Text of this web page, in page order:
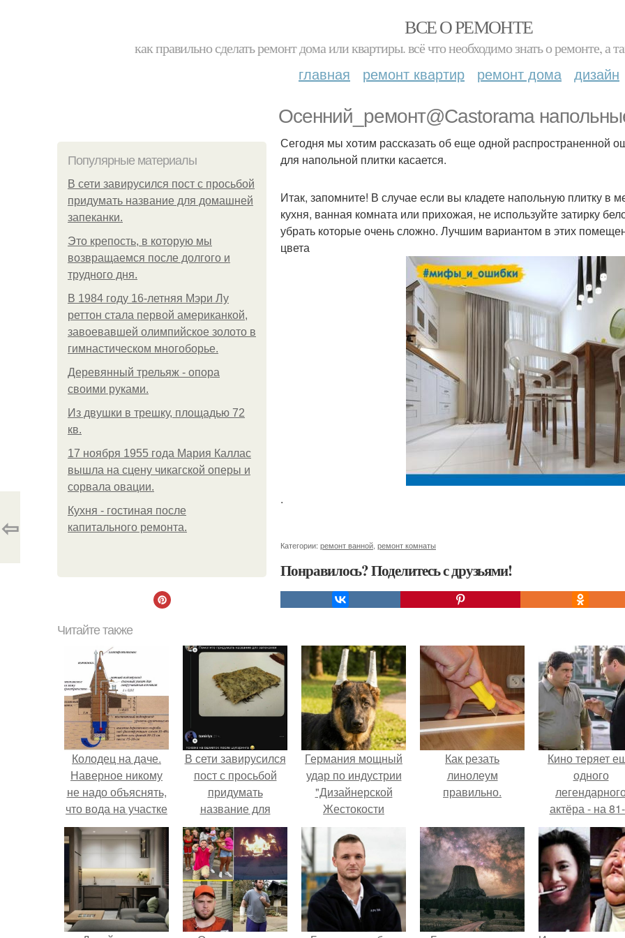
ВСЕ О РЕМОНТЕ
как правильно сделать ремонт дома или квартиры. всё что необходимо знать о ремонте,
главная ремонт квартир ремонт дома дизайн
Осенний_ремонт@Castorama
Популярные материалы
В сети завирусился пост с просьбой
придумать название для домашней
запеканки.
Это крепость, в которую мы
возвращаемся после долгого и
трудного дня.
В 1984 году 16-летняя Мэри Лу
реттон стала первой американкой,
завоевавшей олимпийское золото в
гимнастическом многоборье.
Деревянный трельяж - опора
своими руками.
Из двушки в трешку, площадью 72
кв.
17 ноября 1955 года Мария Каллас
вышла на сцену чикагской оперы и
сорвала овации.
Кухня - гостиная после
капитального ремонта.
Сегодня мы хотим рассказать об еще одной распространенной
для напольной плитки касается.
Итак, запомните! В случае если вы кладете напольную плитку в
кухня, ванная комната или прихожая, не используйте затирку
убрать которые очень сложно. Лучшим вариантом в этих
цвета
.
Категории: ремонт ванной ремонт комнаты
Понравилось? Поделитесь с друзьями!
⇦
Читайте также
Колодец на даче.
Наверное никому
не надо объяснять,
что вода на участке
- это насущная
необходимость.
В сети завирусился
пост с просьбой
придумать
название для
домашней
запеканки.
Германия мощный
удар по индустрии
"Дизайнерской
Жестокости
нанесла".
Как резать
линолеум
правильно.
Кино теряет
одного
актёра - на
году жизни не
Винсента